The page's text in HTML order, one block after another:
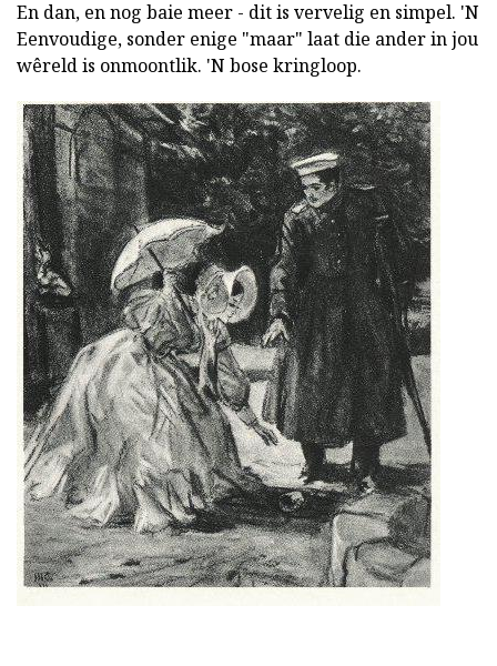
En dan, en nog baie meer - dit is vervelig en simpel. 'N
Eenvoudige, sonder enige "maar" laat die ander in jou
wêreld is onmoontlik. 'N bose kringloop.